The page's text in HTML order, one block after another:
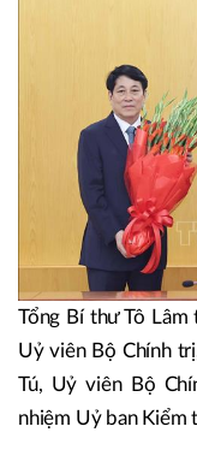
Tổng Bí thư Tô
Uỷ viên Bộ Chính
Tú, Uỷ viên Bộ
nhiệm Uỷ ban Kiểm